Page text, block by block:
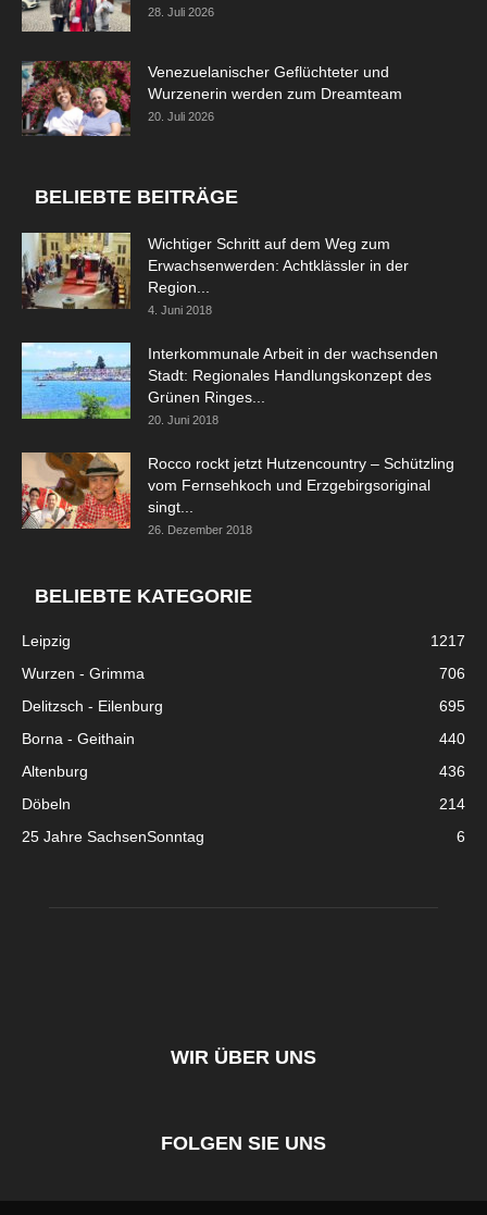
28. Juli 2026
Venezuelanischer Geflüchteter und
Wurzenerin werden zum Dreamteam
20. Juli 2026
BELIEBTE BEITRÄGE
Wichtiger Schritt auf dem Weg zum
Erwachsenwerden: Achtklässler in der
Region...
4. Juni 2018
Interkommunale Arbeit in der wachsenden
Stadt: Regionales Handlungskonzept des
Grünen Ringes...
20. Juni 2018
Rocco rockt jetzt Hutzencountry – Schützling
vom Fernsehkoch und Erzgebirgsoriginal
singt...
26. Dezember 2018
BELIEBTE KATEGORIE
Leipzig
1217
Wurzen - Grimma
706
Delitzsch - Eilenburg
695
Borna - Geithain
440
Altenburg
436
Döbeln
214
25 Jahre SachsenSonntag
6
WIR ÜBER UNS
FOLGEN SIE UNS